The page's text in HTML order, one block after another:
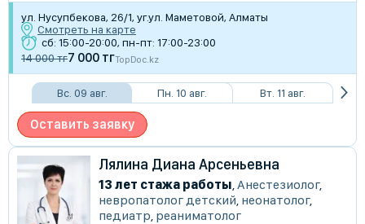
ул. Нусупбекова, 26/1, уг.ул. Маметовой, Алматы
Смотреть на карте
сб: 15:00-20:00, пн-пт: 17:00-23:00
14 000 тг7 000 тгTopDoc.kz
Вс. 09 авг. Пн. 10 авг. Вт. 11 авг.
Оставить заявку
Лялина Диана Арсеньевна
13 лет стажа работы,Анестезиолог,
невропатолог детский, неонатолог,
педиатр, реаниматолог